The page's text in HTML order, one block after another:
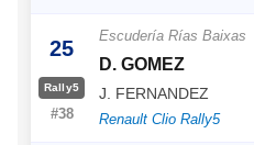
25
Rally5
#38
Escudería Rías Baixas
D. GOMEZ
J. FERNANDEZ
Renault Clio Rally5